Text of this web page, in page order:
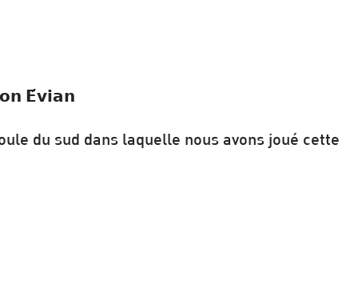
𝗘́𝘃𝗶𝗮𝗻
du sud dans laquelle nous avons joué cette